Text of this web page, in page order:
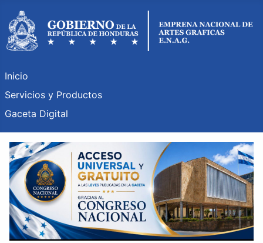
Inicio
Servicios y Productos
Gaceta Digital